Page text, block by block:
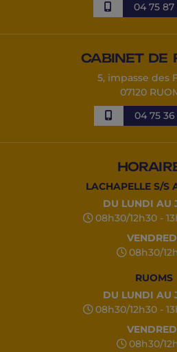
04 75 87
CABINET DE
5, impasse des
07120
04 75 36
LACHAPELLE S/S
DU LUNDI AU
08h30/12h30 -
08h30/
RUOMS
DU LUNDI AU
08h30/12h30 -
08h30/